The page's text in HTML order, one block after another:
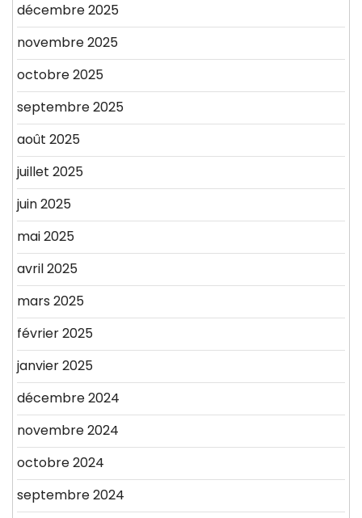
décembre 2025
novembre 2025
octobre 2025
septembre 2025
août 2025
juillet 2025
juin 2025
mai 2025
avril 2025
mars 2025
février 2025
janvier 2025
décembre 2024
novembre 2024
octobre 2024
septembre 2024